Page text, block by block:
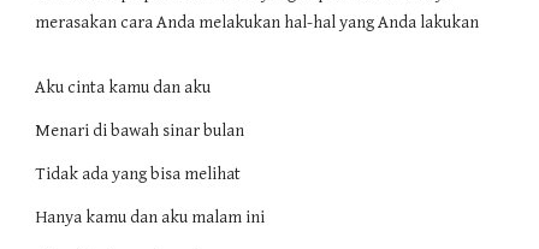
merasakan cara Anda melakukan hal-hal yang Anda lakukan
Aku cinta kamu dan aku
Menari di bawah sinar bulan
Tidak ada yang bisa melihat
Hanya kamu dan aku malam ini